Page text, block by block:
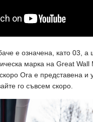
е означена, като 03,
марка на Great
Ora e представена и
го съвсем скоро.